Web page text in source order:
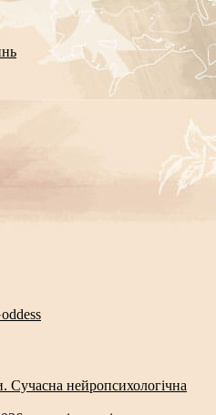
нейропсихологічна